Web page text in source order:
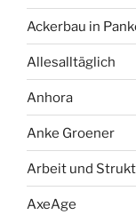
Ackerbau in
Allesalltäglich
Anhora
Anke Groener
Arbeit und
AxeAge